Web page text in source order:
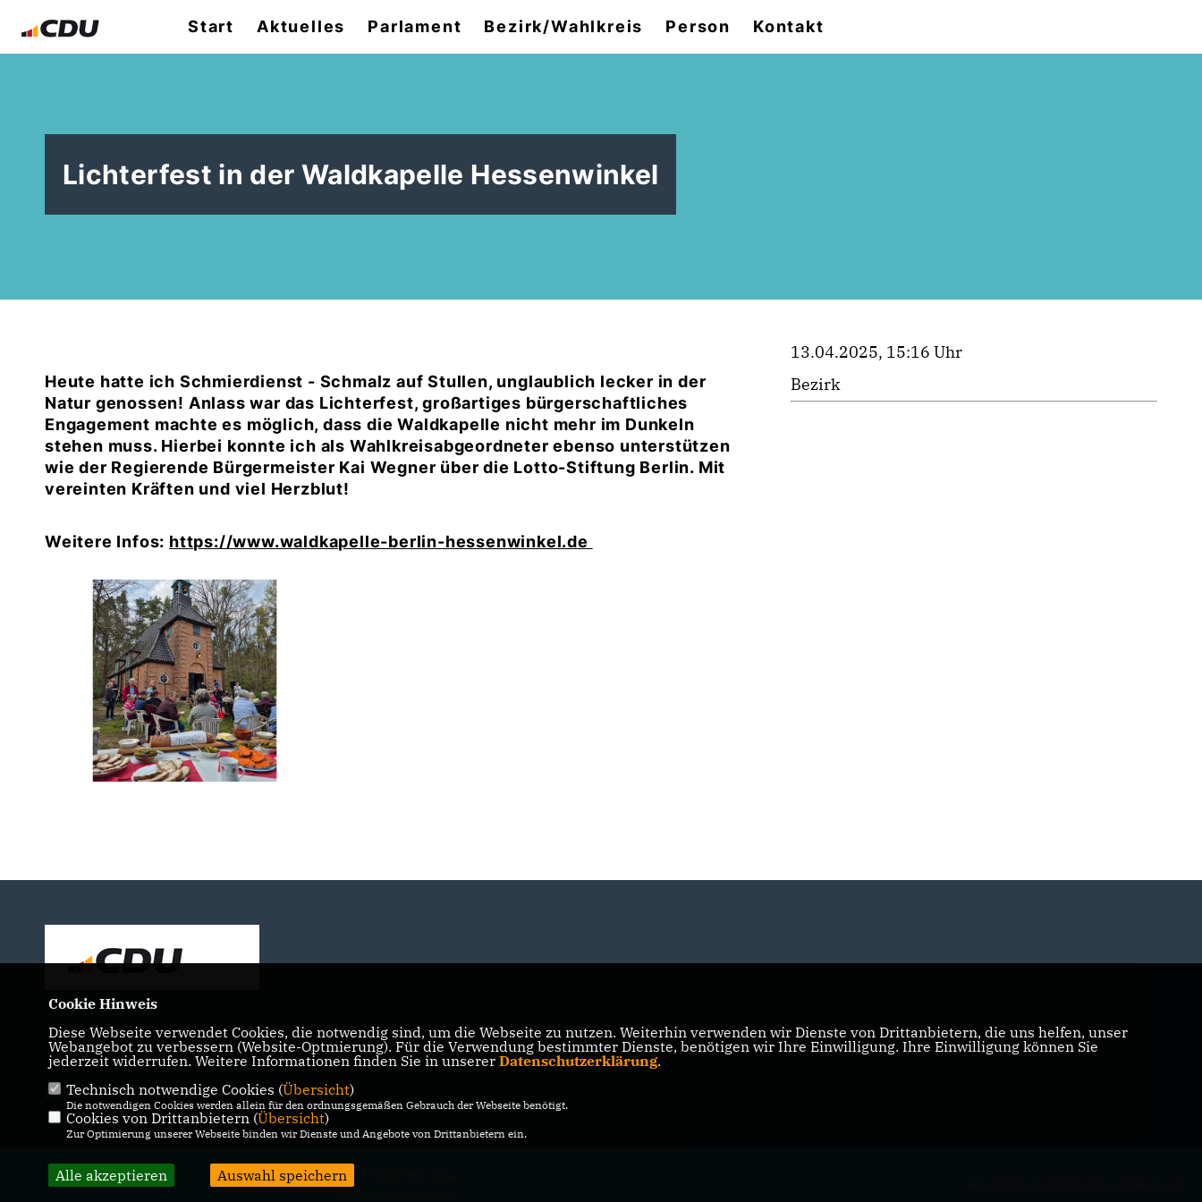
Start Aktuelles Parlament Bezirk/Wahlkreis Person Kontakt
Lichterfest in der Waldkapelle Hessenwinkel
Heute hatte ich Schmierdienst - Schmalz auf Stullen, unglaublich lecker in der
Natur genossen! Anlass war das Lichterfest, großartiges bürgerschaftliches
Engagement machte es möglich, dass die Waldkapelle nicht mehr im Dunkeln
stehen muss. Hierbei konnte ich als Wahlkreisabgeordneter ebenso unterstützen
wie der Regierende Bürgermeister Kai Wegner über die Lotto-Stiftung Berlin. Mit
vereinten Kräften und viel Herzblut!
Weitere Infos: https://www.waldkapelle-berlin-hessenwinkel.de
13.04.2025, 15:16 Uhr
Bezirk
IMPRESSUM DATENSCHUTZ KONTAKT
@2026 Maik Penn, MdA
Cookie Hinweis
Diese Webseite verwendet Cookies, die notwendig sind, um die Webseite zu nutzen. Weiterhin verwenden wir Dienste von Drittanbietern, die uns helfen, unser
Webangebot zu verbessern (Website-Optmierung). Für die Verwendung bestimmter Dienste, benötigen wir Ihre Einwilligung. Ihre Einwilligung können Sie
jederzeit widerrufen. Weitere Informationen finden Sie in unserer Datenschutzerklärung.
Technisch notwendige Cookies (Übersicht)
Die notwendigen Cookies werden allein für den ordnungsgemäßen Gebrauch der Webseite benötigt.
Cookies von Drittanbietern (Übersicht)
Zur Optimierung unserer Webseite binden wir Dienste und Angebote von Drittanbietern ein.
Alle akzeptieren Auswahl speichern